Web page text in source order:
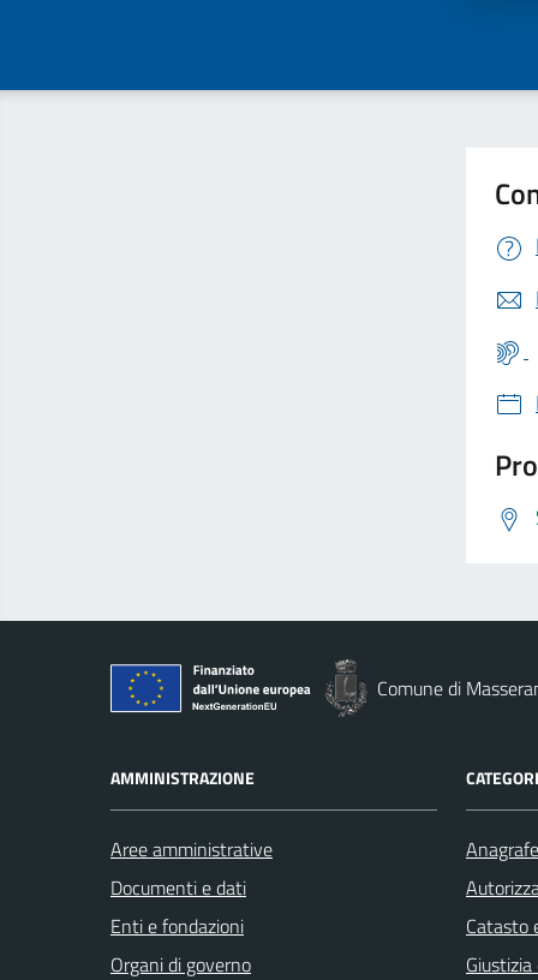
Comune di
AMMINISTRAZIONE
Aree amministrative
Documenti e dati
Enti e fondazioni
Organi di governo
Catasto